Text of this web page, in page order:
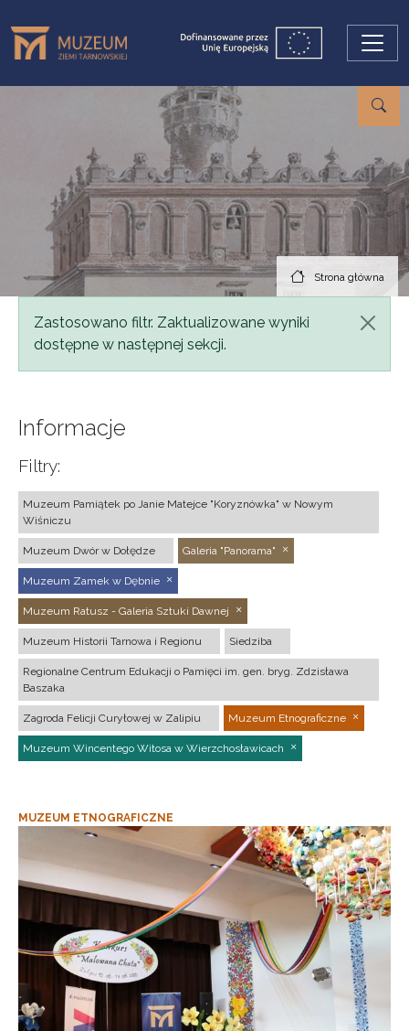
Strona główna
Komunikat
Zastosowano filtr. Zaktualizowane wyniki
dostępne w następnej sekcji.
Informacje
Filtry:
Muzeum Pamiątek po Janie Matejce "Koryznówka" w Nowym
Wiśniczu
Muzeum Dwór w Dołędze Galeria "Panorama"
Muzeum Zamek w Dębnie
Muzeum Ratusz - Galeria Sztuki Dawnej
Muzeum Historii Tarnowa i Regionu Siedziba
Regionalne Centrum Edukacji o Pamięci im. gen. bryg. Zdzisława
Baszaka
Zagroda Felicji Curyłowej w Zalipiu Muzeum Etnograficzne
Muzeum Wincentego Witosa w Wierzchosławicach
MUZEUM ETNOGRAFICZNE